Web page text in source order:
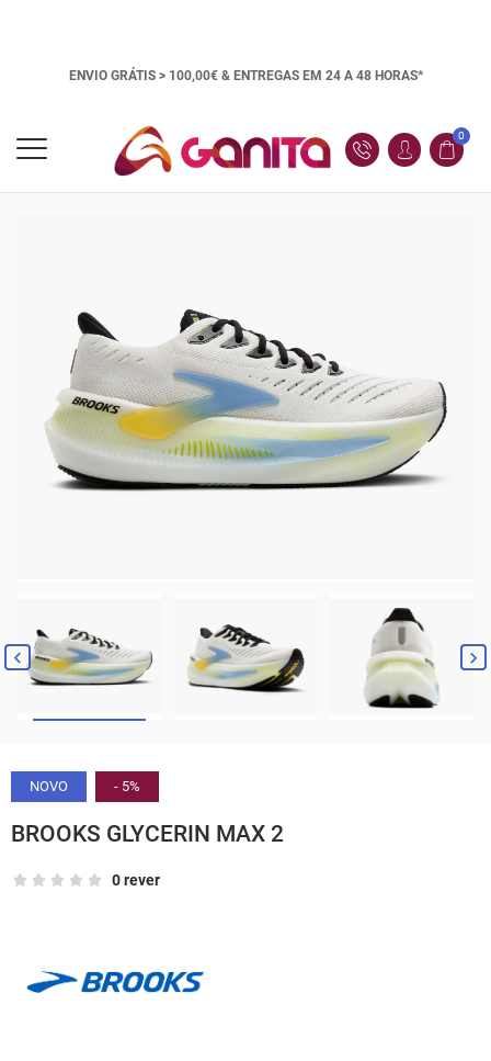
ENVIO GRÁTIS > 100,00€ & ENTREGAS EM 24 A 48 HORAS*
0
 
NOVO - 5%
BROOKS GLYCERIN MAX 2
0 rever